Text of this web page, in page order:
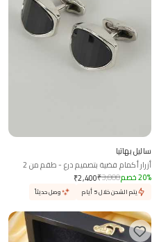
ساليل بهاتيا
أزرار أكمام فضية بتصميم درع - طقم من 2
₹2,400₹3,000 20% خصم
يتم الشحن خلال 5 أيام وصل حديثاً